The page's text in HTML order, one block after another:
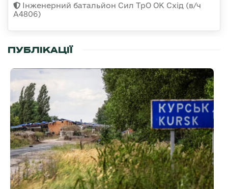
Інженерний батальйон Сил ТрО ОК Схід (в/ч
А4806)
ПУБЛІКАЦІЇ